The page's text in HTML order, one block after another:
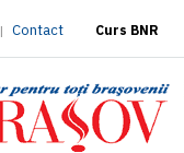
| Contact Curs BNR